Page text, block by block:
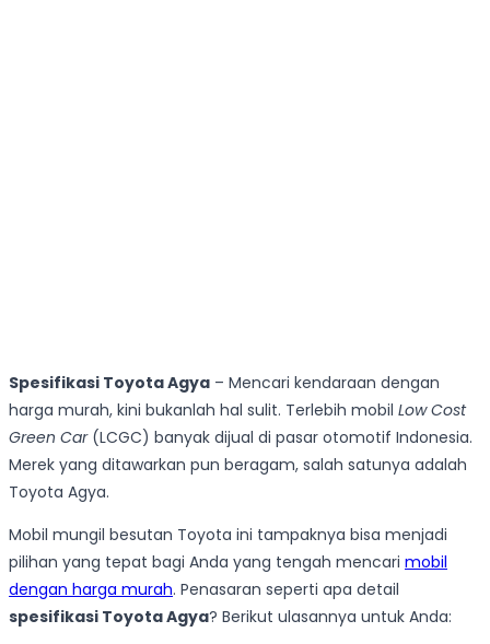
Spesifikasi Toyota Agya – Mencari kendaraan dengan
harga murah, kini bukanlah hal sulit. Terlebih mobil Low Cost
Green Car (LCGC) banyak dijual di pasar otomotif Indonesia.
Merek yang ditawarkan pun beragam, salah satunya adalah
Toyota Agya.
Mobil mungil besutan Toyota ini tampaknya bisa menjadi
pilihan yang tepat bagi Anda yang tengah mencari mobil
dengan harga murah. Penasaran seperti apa detail
spesifikasi Toyota Agya? Berikut ulasannya untuk Anda: